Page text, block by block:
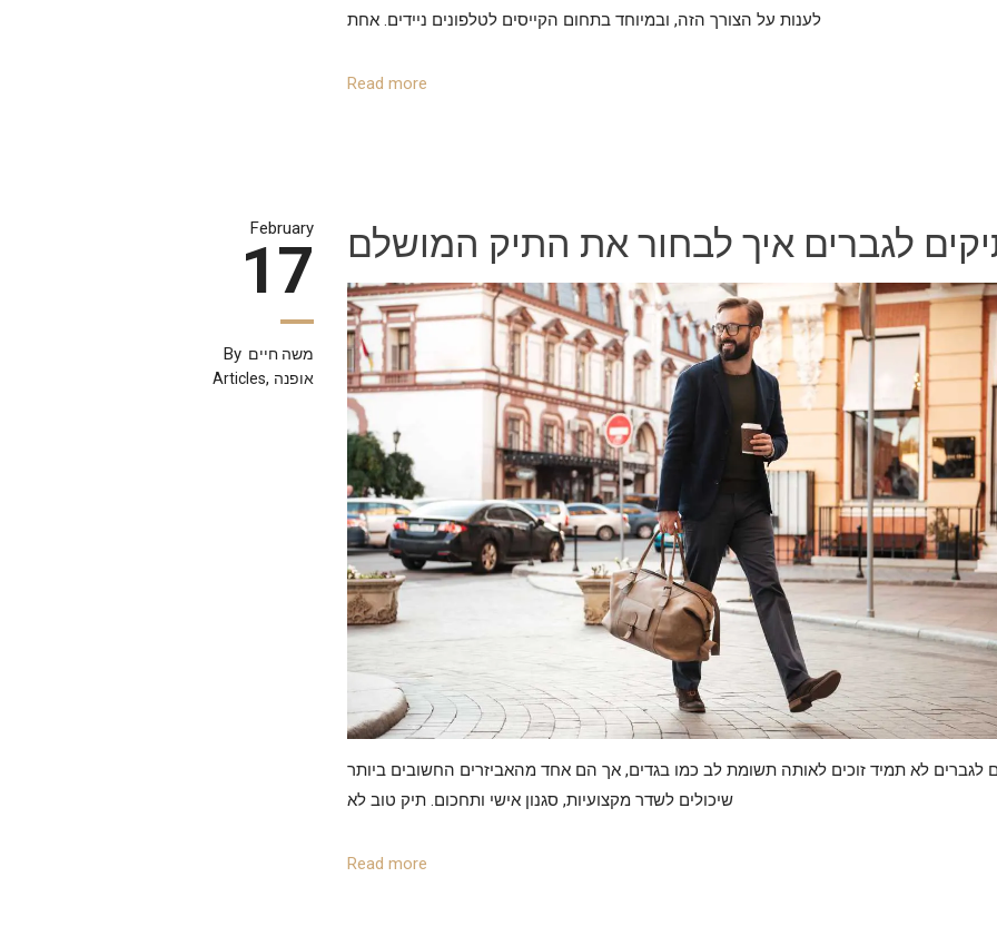
לענות על הצורך הזה, ובמיוחד בתחום הקייסים לטלפונים ניידים. אחת
Read more
February
17
By משה חיים
Articles, אופנה
לגברים איך לבחור את התיק המושלם
לגברים לא תמיד זוכים לאותה תשומת לב כמו בגדים, אך הם אחד מהאביזרים החשובים ביותר
שיכולים לשדר מקצועיות, סגנון אישי ותחכום. תיק טוב לא
Read more